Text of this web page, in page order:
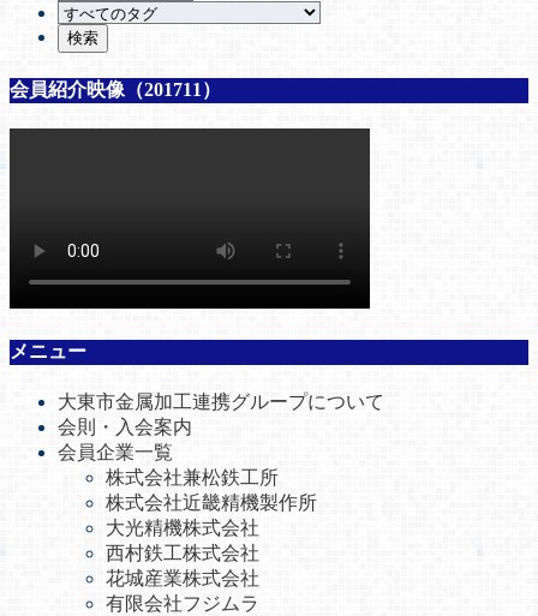
会員紹介映像（201711）
メニュー
大東市金属加工連携グループについて
会則・入会案内
会員企業一覧
株式会社兼松鉄工所
株式会社近畿精機製作所
大光精機株式会社
西村鉄工株式会社
花城産業株式会社
有限会社フジムラ